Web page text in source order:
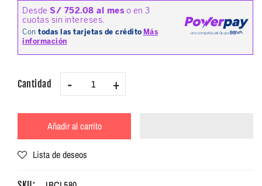
Cantidad - +
Añadir al carrito
Lista de deseos